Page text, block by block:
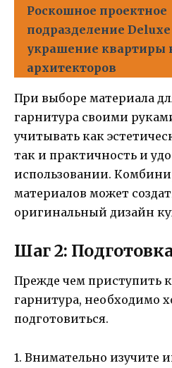
Роскошное проектное
подразделение
украшение квартиры
архитекторов
При выборе материала
гарнитура своими
учитывать как
так и практичность и
использовании.
материалов может
оригинальный дизайн
Шаг 2:
Прежде чем приступить
гарнитура, необходимо
подготовиться.
1. Внимательно изучите